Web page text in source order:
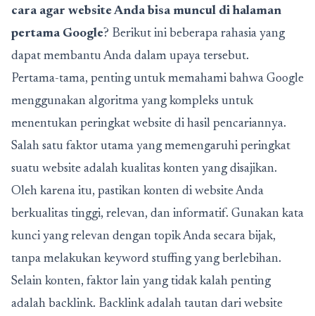
cara agar website Anda bisa muncul di halaman
pertama Google? Berikut ini beberapa rahasia yang
dapat membantu Anda dalam upaya tersebut.
Pertama-tama, penting untuk memahami bahwa Google
menggunakan algoritma yang kompleks untuk
menentukan peringkat website di hasil pencariannya.
Salah satu faktor utama yang memengaruhi peringkat
suatu website adalah kualitas konten yang disajikan.
Oleh karena itu, pastikan konten di website Anda
berkualitas tinggi, relevan, dan informatif. Gunakan kata
kunci yang relevan dengan topik Anda secara bijak,
tanpa melakukan keyword stuffing yang berlebihan.
Selain konten, faktor lain yang tidak kalah penting
adalah backlink. Backlink adalah tautan dari website